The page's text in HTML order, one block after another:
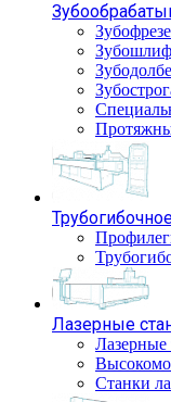
Лазерные
Лазерные
Станки